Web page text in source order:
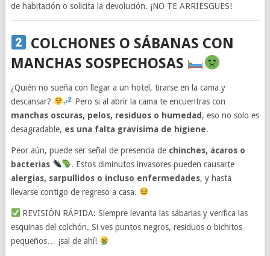
de habitación o solicita la devolución. ¡NO TE ARRIESGUES!
COLCHONES O SÁBANAS CON
MANCHAS SOSPECHOSAS
¿Quién no sueña con llegar a un hotel, tirarse en la cama y
descansar?
Pero si al abrir la cama te encuentras con
manchas oscuras, pelos, residuos o humedad , eso no solo es
desagradable, es una falta gravísima de higiene.
Peor aún, puede ser señal de presencia de chinches, ácaros o
bacterias
. Estos diminutos invasores pueden causarte
alergias, sarpullidos o incluso enfermedades, y hasta
llevarse contigo de regreso a casa.
REVISIÓN RÁPIDA: Siempre levanta las sábanas y verifica las
esquinas del colchón. Si ves puntos negros, residuos o bichitos
pequeños… ¡sal de ahí!